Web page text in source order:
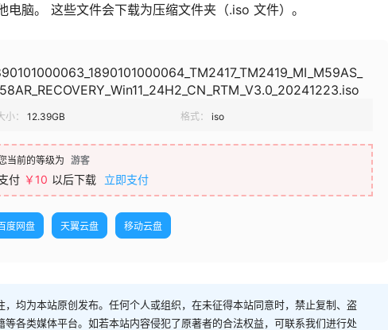
脑。 这些文件会下载为压缩文件夹（.iso 文件）。
小： 12.39GB 格式： iso
当前的等级为 游客
付 ￥10 以后下载 立即支付
度网盘 天翼云盘 移动云盘
均为本站原创发布。任何个人或组织，在未征得本站同意时，禁止复制、盗
各类媒体平台。如若本站内容侵犯了原著者的合法权益，可联系我们进行处